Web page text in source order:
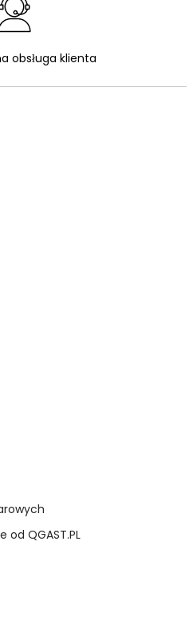
obsługa klienta
od QGAST.PL